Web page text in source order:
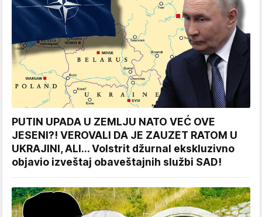
PUTIN UPADA U ZEMLJU NATO VEĆ OVE
JESENI?! VEROVALI DA JE ZAUZET RATOM U
UKRAJINI, ALI... Volstrit džurnal ekskluzivno
objavio izveštaj obaveštajnih službi SAD!